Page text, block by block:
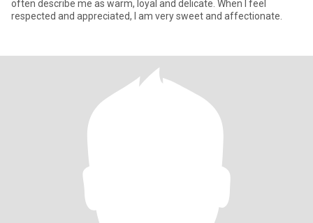
often describe me as warm, loyal and delicate. When I feel
respected and appreciated, I am very sweet and affectionate.